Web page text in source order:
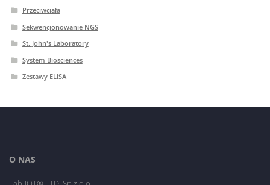
Przeciwciała
Sekwencjonowanie NGS
St. John's Laboratory
System Biosciences
Zestawy ELISA
O NAS